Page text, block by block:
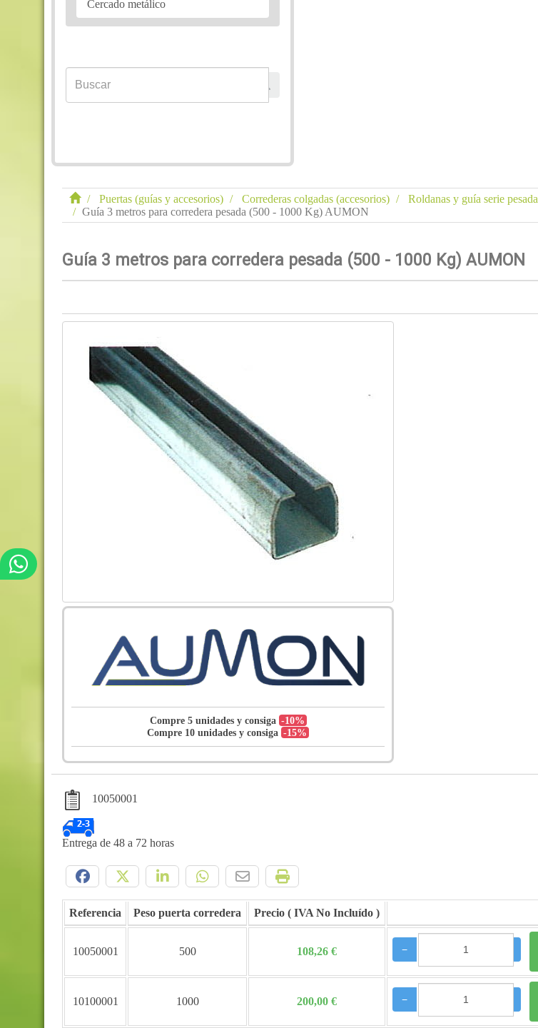
Cercado metálico
Puertas (guías y accesorios) Correderas colgadas (accesorios)
Roldanas y guía serie pesada
Guía 3 metros para corredera pesada (500 - 1000 Kg) AUMON
Guía 3 metros para corredera pesada (500 - 1000 Kg) AUMON
Compre 5 unidades y consiga -10%
Compre 10 unidades y consiga -15%
10050001
Entrega de 48 a 72 horas
Referencia Peso puerta corredera Precio
10050001 500 108,26 € −
10100001 1000 200,00 € −